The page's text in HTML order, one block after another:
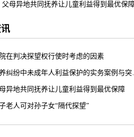
父母异地共同抚养让儿童利益得到最优保
在判决探望权行使时考虑的因素
纠纷中未成年人利益保护的实务案例与
异地共同抚养让儿童利益得到最优保障
老人可对孙子女“隔代探望”